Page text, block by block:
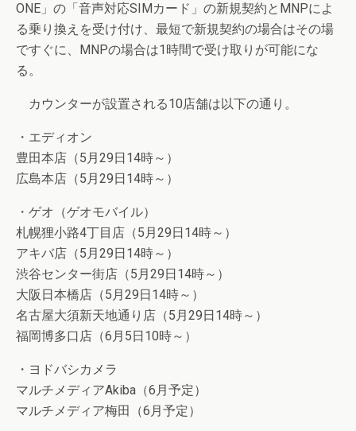
ONE」の「音声対応SIMカード」の新規契約とMNPによ
る乗り換えを受け付け、最短で新規契約の場合はその場
ですぐに、MNPの場合は1時間で受け取りが可能にな
る。
カウンターが設置される10店舗は以下の通り。
・エディオン
豊田本店（5月29日14時～）
広島本店（5月29日14時～）
・ゲオ（ゲオモバイル）
札幌狸小路4丁目店（5月29日14時～）
アキバ店（5月29日14時～）
渋谷センター街店（5月29日14時～）
大阪日本橋店（5月29日14時～）
名古屋大須新天地通り店（5月29日14時～）
福岡博多口店（6月5日10時～）
・ヨドバシカメラ
マルチメディアAkiba（6月予定）
マルチメディア梅田（6月予定）